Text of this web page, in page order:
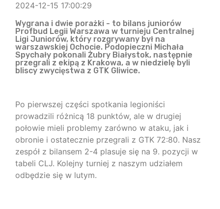
2024-12-15 17:00:29
Wygrana i dwie porażki - to bilans juniorów
Profbud Legii Warszawa w turnieju Centralnej
Ligi Juniorów, który rozgrywany był na
warszawskiej Ochocie. Podopieczni Michała
Spychały pokonali Żubry Białystok, następnie
przegrali z ekipą z Krakowa, a w niedzielę byli
bliscy zwycięstwa z GTK Gliwice.
Po pierwszej części spotkania legioniści
prowadzili różnicą 18 punktów, ale w drugiej
połowie mieli problemy zarówno w ataku, jak i
obronie i ostatecznie przegrali z GTK 72:80. Nasz
zespół z bilansem 2-4 plasuje się na 9. pozycji w
tabeli CLJ. Kolejny turniej z naszym udziałem
odbędzie się w lutym.